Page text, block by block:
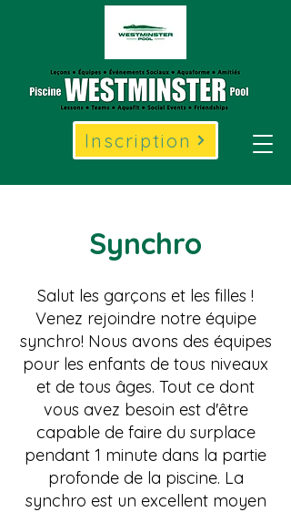
Inscription
Synchro
Salut les garçons et les filles !
Venez rejoindre notre équipe
synchro! Nous avons des équipes
pour les enfants de tous niveaux
et de tous âges. Tout ce dont
vous avez besoin est d'être
capable de faire du surplace
pendant 1 minute dans la partie
profonde de la piscine. La
synchro est un excellent moyen